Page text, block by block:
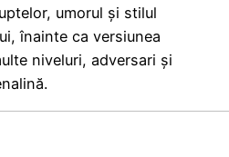
umorul și stilul
înainte ca versiunea
niveluri, adversari și